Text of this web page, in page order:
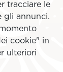
ore prima
ai voli.
tracciare le
gli annunci.
cookie" in
ulteriori